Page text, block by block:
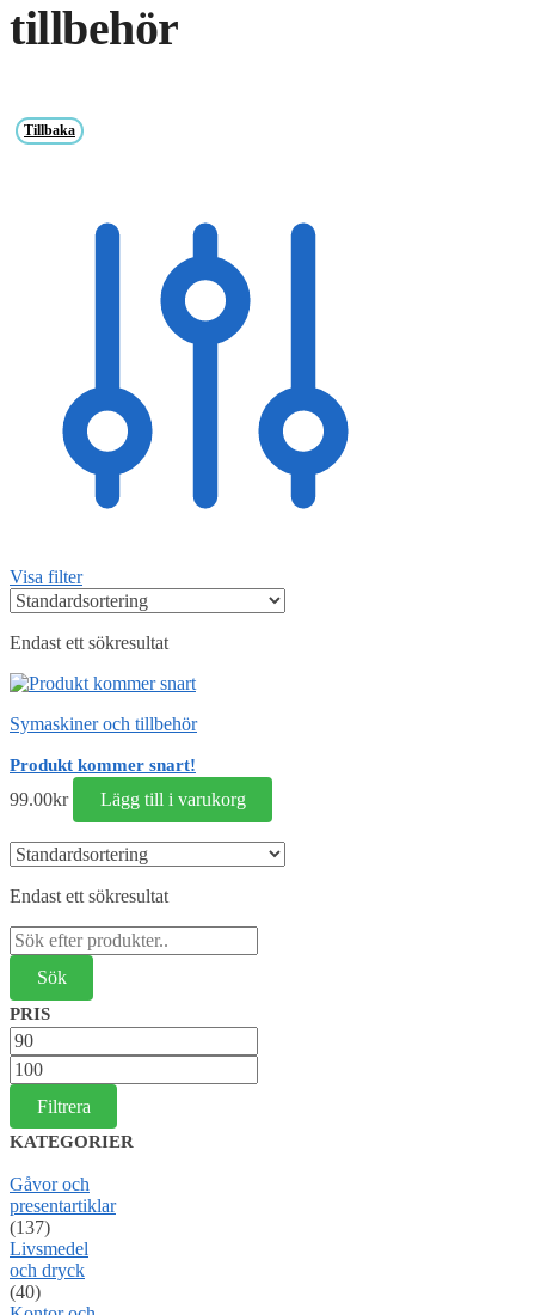
tillbehör
Tillbaka
Visa filter
Endast ett sökresultat
Symaskiner och tillbehör
Produkt kommer snart!
99.00kr Lägg till i varukorg
Endast ett sökresultat
Sök
efter:
PRIS
Min
pris
Max
pris
Filtrera
KATEGORIER
Gåvor och
presentartiklar
(137)
Livsmedel
och dryck
(40)